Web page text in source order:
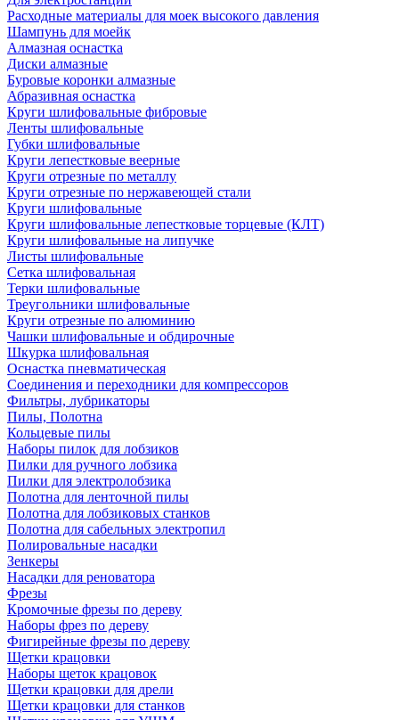
Расходные материалы для моек высокого давления
Шампунь для моейк
Алмазная оснастка
Диски алмазные
Буровые коронки алмазные
Абразивная оснастка
Круги шлифовальные фибровые
Ленты шлифовальные
Губки шлифовальные
Круги лепестковые веерные
Круги отрезные по металлу
Круги отрезные по нержавеющей стали
Круги шлифовальные
Круги шлифовальные лепестковые торцевые (КЛТ)
Круги шлифовальные на липучке
Листы шлифовальные
Сетка шлифовальная
Терки шлифовальные
Треугольники шлифовальные
Круги отрезные по алюминию
Чашки шлифовальные и обдирочные
Шкурка шлифовальная
Оснастка пневматическая
Соединения и переходники для компрессоров
Фильтры, лубрикаторы
Пилы, Полотна
Кольцевые пилы
Наборы пилок для лобзиков
Пилки для ручного лобзика
Пилки для электролобзика
Полотна для ленточной пилы
Полотна для лобзиковых станков
Полотна для сабельных электропил
Полировальные насадки
Зенкеры
Насадки для реноватора
Фрезы
Кромочные фрезы по дереву
Наборы фрез по дереву
Фигирейные фрезы по дереву
Щетки крацовки
Наборы щеток крацовок
Щетки крацовки для дрели
Щетки крацовки для станков